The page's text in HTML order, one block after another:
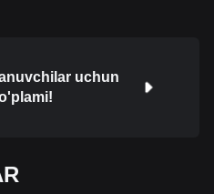
uchun